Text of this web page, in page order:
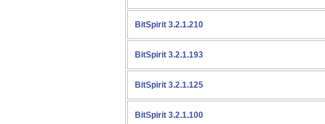
BitSpirit 3.2.1.210
BitSpirit 3.2.1.193
BitSpirit 3.2.1.125
BitSpirit 3.2.1.100